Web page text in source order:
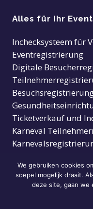
Alles für Ihr Event
Inchecksysteem für
Eventregistrierung
Digitale
Ticketverkauf und
Karneval
We gebruiken cookies
soepel mogelijk draait.
deze site, gaan we